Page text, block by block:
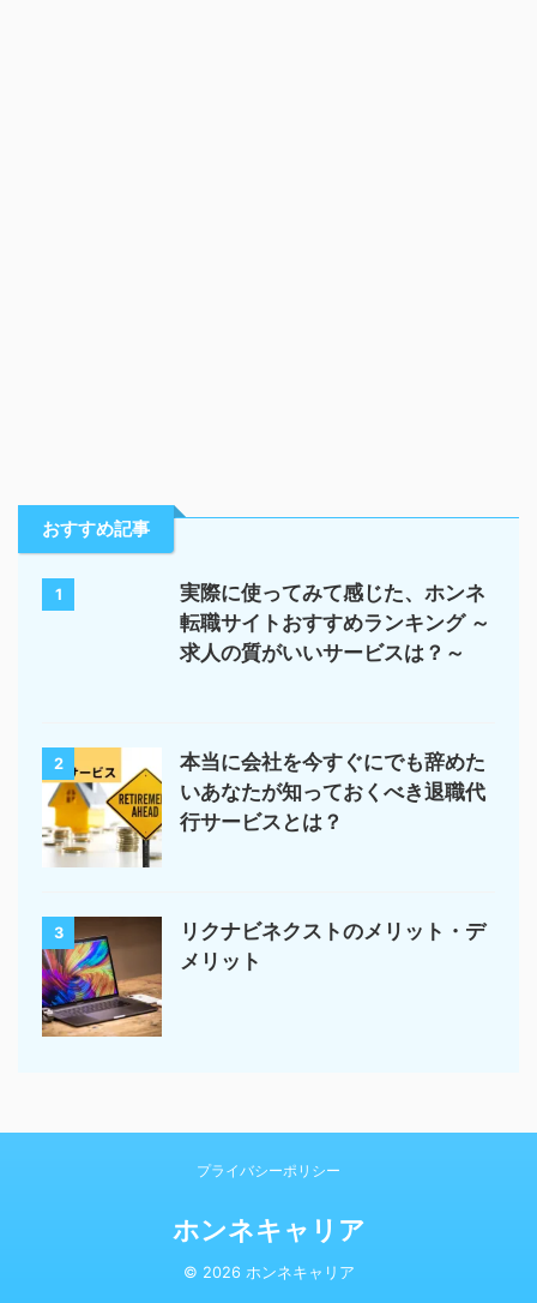
おすすめ記事
1
実際に使ってみて感じた、ホンネ
転職サイトおすすめランキング ～
求人の質がいいサービスは？～
2
本当に会社を今すぐにでも辞めた
いあなたが知っておくべき退職代
行サービスとは？
3
リクナビネクストのメリット・デ
メリット
プライバシーポリシー
ホンネキャリア
© 2026 ホンネキャリア